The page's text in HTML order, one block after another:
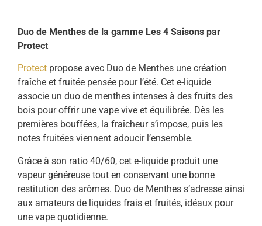
Duo de Menthes de la gamme Les 4 Saisons par
Protect
Protect propose avec Duo de Menthes une création
fraîche et fruitée pensée pour l’été. Cet e-liquide
associe un duo de menthes intenses à des fruits des
bois pour offrir une vape vive et équilibrée. Dès les
premières bouffées, la fraîcheur s’impose, puis les
notes fruitées viennent adoucir l’ensemble.
Grâce à son ratio 40/60, cet e-liquide produit une
vapeur généreuse tout en conservant une bonne
restitution des arômes. Duo de Menthes s’adresse ainsi
aux amateurs de liquides frais et fruités, idéaux pour
une vape quotidienne.